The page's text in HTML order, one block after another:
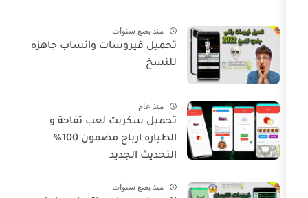
منذ بضع سنوات
تحميل فيروسات واتساب جاهزه
للنسخ
منذ عام
تحميل سكربت لعب تفاحة و
الطياره ارباح مضمون 100%
التحديث الجديد
منذ بضع سنوات